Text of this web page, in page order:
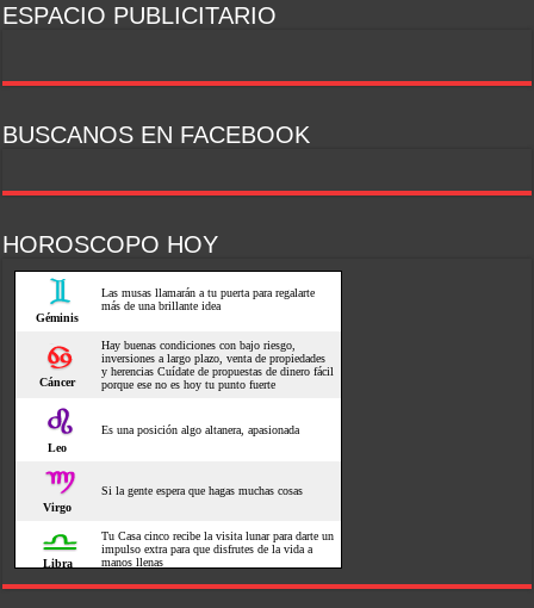
ESPACIO PUBLICITARIO
BUSCANOS EN FACEBOOK
HOROSCOPO HOY